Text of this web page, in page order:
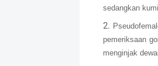
sedangkan
pemeriksaan
menginjak